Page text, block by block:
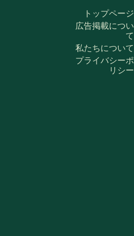
トップページ
広告掲載につい
て
私たちについて
プライバシーポ
リシー